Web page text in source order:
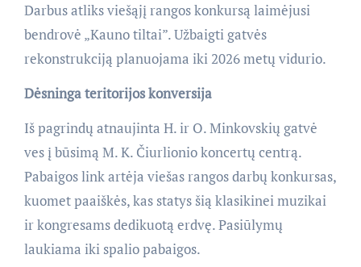
Darbus atliks viešąjį rangos konkursą laimėjusi
bendrovė „Kauno tiltai”. Užbaigti gatvės
rekonstrukciją planuojama iki 2026 metų vidurio.
Dėsninga teritorijos konversija
Iš pagrindų atnaujinta H. ir O. Minkovskių gatvė
ves į būsimą M. K. Čiurlionio koncertų centrą.
Pabaigos link artėja viešas rangos darbų konkursas,
kuomet paaiškės, kas statys šią klasikinei muzikai
ir kongresams dedikuotą erdvę. Pasiūlymų
laukiama iki spalio pabaigos.